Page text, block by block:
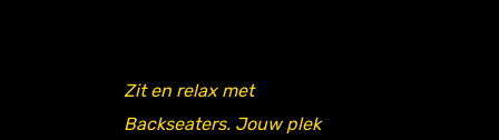
Zit en relax met
Backseaters. Jouw plek